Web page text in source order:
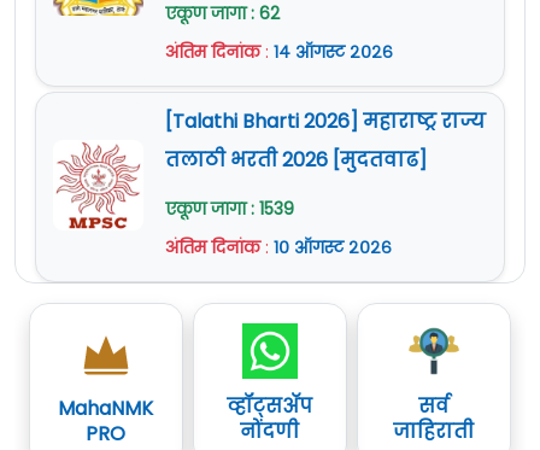
एकूण जागा : 62
अंतिम दिनांक: १४ ऑगस्ट २०२६
[Talathi Bharti 2026] महाराष्ट्र राज्य
तलाठी भरती 2026 [मुदतवाढ]
एकूण जागा : 1539
अंतिम दिनांक: १० ऑगस्ट २०२६
MahaNMK
PRO
व्हॉट्सॲप
नोंदणी
सर्व
जाहिराती